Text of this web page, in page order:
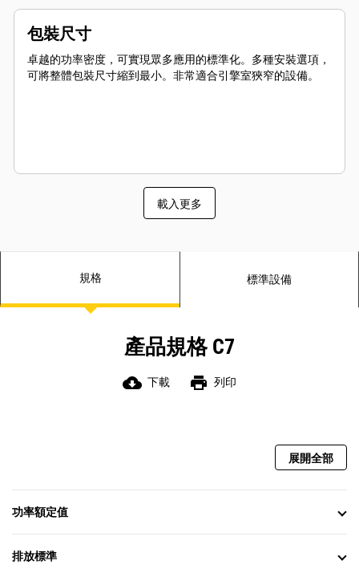
包裝尺寸
卓越的功率密度，可實現眾多應用的標準化。多種安裝選項，
可將整體包裝尺寸縮到最小。非常適合引擎室狹窄的設備。
載入更多
規格 標準設備
產品規格 C7
cloud_download 下載 print 列印
展開全部
功率額定值
排放標準